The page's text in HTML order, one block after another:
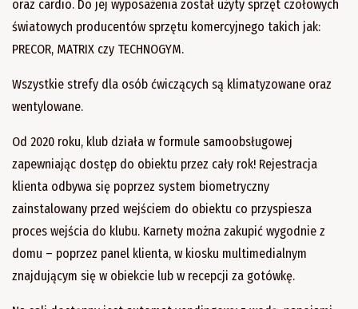
oraz cardio. Do jej wyposażenia został użyty sprzęt czołowych
światowych producentów sprzętu komercyjnego takich jak:
PRECOR, MATRIX czy TECHNOGYM.
Wszystkie strefy dla osób ćwiczących są klimatyzowane oraz
wentylowane.
Od 2020 roku, klub działa w formule samoobsługowej
zapewniając dostęp do obiektu przez cały rok! Rejestracja
klienta odbywa się poprzez system biometryczny
zainstalowany przed wejściem do obiektu co przyspiesza
proces wejścia do klubu. Karnety można zakupić wygodnie z
domu – poprzez panel klienta, w kiosku multimedialnym
znajdującym się w obiekcie lub w recepcji za gotówkę.